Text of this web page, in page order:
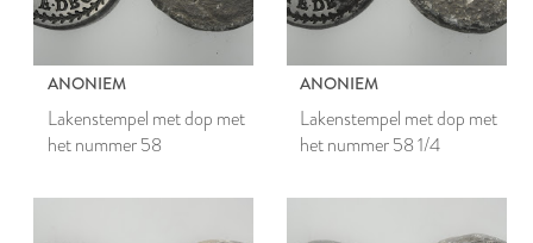
ANONIEM
Lakenstempel met dop met
het nummer 58
ANONIEM
Lakenstempel met dop met
het nummer 58 1/4